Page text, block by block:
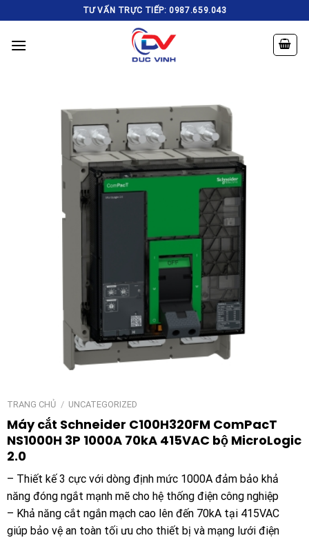
to
content
TƯ VẤN TRỰC TIẾP: 0987.659.043
TRANG CHỦ / UNCATEGORIZED
Máy cắt Schneider C100H320FM ComPacT
NS1000H 3P 1000A 70kA 415VAC bộ MicroLogic
2.0
– Thiết kế 3 cực với dòng định mức 1000A đảm bảo khả
năng đóng ngắt mạnh mẽ cho hệ thống điện công nghiệp
– Khả năng cắt ngắn mạch cao lên đến 70kA tại 415VAC
giúp bảo vệ an toàn tối ưu cho thiết bị và mạng lưới điện